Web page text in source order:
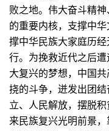
败之地。伟大奋斗精
的重要内核，支撑中
撑中华民族大家庭历
行。为挽救近代之后
大复兴的梦想，中国
挠的斗争，迸发出团
立、人民解放，摆脱
来民族复兴光明前景